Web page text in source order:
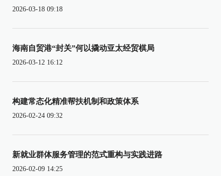
2026-03-18 09:18
海南自贸港“封关”何以撬动亚太经贸棋局
2026-03-12 16:12
构建常态化精准帮扶机制和政策体系
2026-02-24 09:32
新就业群体服务管理的范式重构与实践进路
2026-02-09 14:25